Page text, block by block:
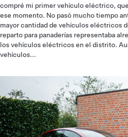
compré mi primer vehículo eléctrico,
ese momento. No pasó mucho tiempo
mayor cantidad de vehículos eléctricos
reparto para panaderías representaba
los vehículos eléctricos en el distrito.
vehículos...